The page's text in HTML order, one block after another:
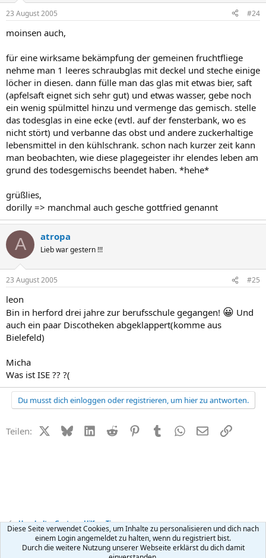
23 August 2005 #24
moinsen auch,
für eine wirksame bekämpfung der gemeinen fruchtfliege
nehme man 1 leeres schraubglas mit deckel und steche einige
löcher in diesen. dann fülle man das glas mit etwas bier, saft
(apfelsaft eignet sich sehr gut) und etwas wasser, gebe noch
ein wenig spülmittel hinzu und vermenge das gemisch. stelle
das todesglas in eine ecke (evtl. auf der fensterbank, wo es
nicht stört) und verbanne das obst und andere zuckerhaltige
lebensmittel in den kühlschrank. schon nach kurzer zeit kann
man beobachten, wie diese plagegeister ihr elendes leben am
grund des todesgemischs beendet haben. *hehe*
grüßlies,
dorilly => manchmal auch gesche gottfried genannt
A atropa
Lieb war gestern !!!
23 August 2005 #25
leon
Bin in herford drei jahre zur berufsschule gegangen! 😀 Und
auch ein paar Discotheken abgeklappert(komme aus
Bielefeld)
Micha
Was ist ISE ?? ?(
Du musst dich einloggen oder registrieren, um hier zu antworten.
Teilen: X (Twitter)
BlueskyLinkedIn
Reddit PinterestTumblr WhatsApp
E-MailLink
Haushalt + Garten - Hilfe + Tipps
Kontakt Nutzungsbedingungen Datenschutz Hilfe
R
Diese Seite verwendet Cookies, um Inhalte zu personalisieren und dich nach
einem Login angemeldet zu halten, wenn du registriert bist.
Durch die weitere Nutzung unserer Webseite erklärst du dich damit